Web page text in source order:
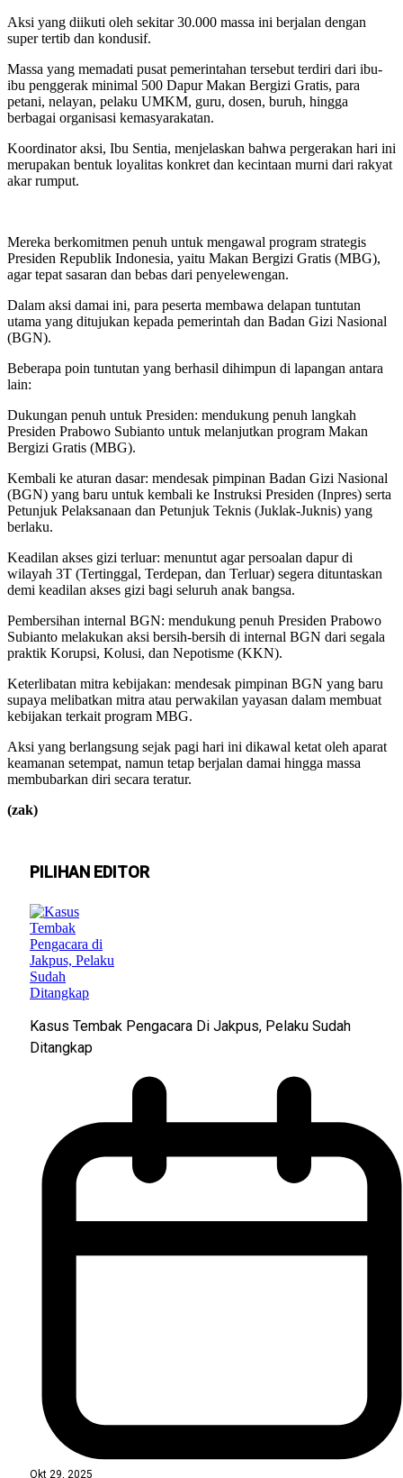
Aksi yang diikuti oleh sekitar 30.000 massa ini berjalan dengan
super tertib dan kondusif.
Massa yang memadati pusat pemerintahan tersebut terdiri dari ibu-
ibu penggerak minimal 500 Dapur Makan Bergizi Gratis, para
petani, nelayan, pelaku UMKM, guru, dosen, buruh, hingga
berbagai organisasi kemasyarakatan.
Koordinator aksi, Ibu Sentia, menjelaskan bahwa pergerakan hari ini
merupakan bentuk loyalitas konkret dan kecintaan murni dari rakyat
akar rumput.
Mereka berkomitmen penuh untuk mengawal program strategis
Presiden Republik Indonesia, yaitu Makan Bergizi Gratis (MBG),
agar tepat sasaran dan bebas dari penyelewengan.
Dalam aksi damai ini, para peserta membawa delapan tuntutan
utama yang ditujukan kepada pemerintah dan Badan Gizi Nasional
(BGN).
Beberapa poin tuntutan yang berhasil dihimpun di lapangan antara
lain:
Dukungan penuh untuk Presiden: mendukung penuh langkah
Presiden Prabowo Subianto untuk melanjutkan program Makan
Bergizi Gratis (MBG).
Kembali ke aturan dasar: mendesak pimpinan Badan Gizi Nasional
(BGN) yang baru untuk kembali ke Instruksi Presiden (Inpres) serta
Petunjuk Pelaksanaan dan Petunjuk Teknis (Juklak-Juknis) yang
berlaku.
Keadilan akses gizi terluar: menuntut agar persoalan dapur di
wilayah 3T (Tertinggal, Terdepan, dan Terluar) segera dituntaskan
demi keadilan akses gizi bagi seluruh anak bangsa.
Pembersihan internal BGN: mendukung penuh Presiden Prabowo
Subianto melakukan aksi bersih-bersih di internal BGN dari segala
praktik Korupsi, Kolusi, dan Nepotisme (KKN).
Keterlibatan mitra kebijakan: mendesak pimpinan BGN yang baru
supaya melibatkan mitra atau perwakilan yayasan dalam membuat
kebijakan terkait program MBG.
Aksi yang berlangsung sejak pagi hari ini dikawal ketat oleh aparat
keamanan setempat, namun tetap berjalan damai hingga massa
membubarkan diri secara teratur.
(zak)
PILIHAN EDITOR
Kasus Tembak Pengacara Di Jakpus, Pelaku Sudah
Ditangkap
Okt 29, 2025